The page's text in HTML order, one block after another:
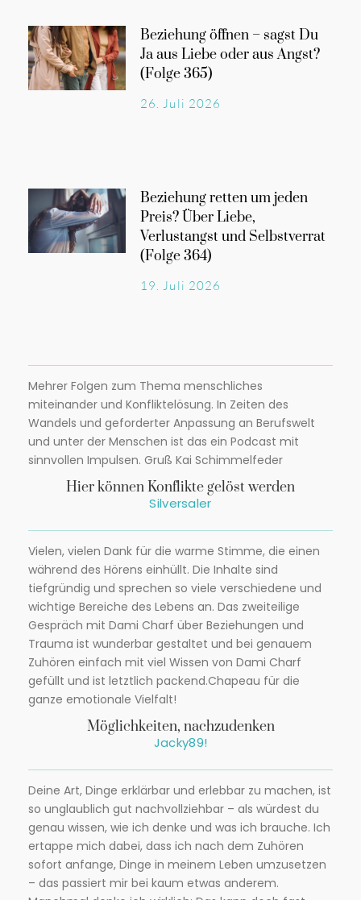
Beziehung öffnen – sagst Du
Ja aus Liebe oder aus Angst?
(Folge 365)
26. Juli 2026
Beziehung retten um jeden
Preis? Über Liebe,
Verlustangst und Selbstverrat
(Folge 364)
19. Juli 2026
Mehrer Folgen zum Thema menschliches
miteinander und Konfliktelösung. In Zeiten des
Wandels und geforderter Anpassung an Berufswelt
und unter der Menschen ist das ein Podcast mit
sinnvollen Impulsen. Gruß Kai Schimmelfeder
Hier können Konflikte gelöst werden
Silversaler
Vielen, vielen Dank für die warme Stimme, die einen
während des Hörens einhüllt. Die Inhalte sind
tiefgründig und sprechen so viele verschiedene und
wichtige Bereiche des Lebens an. Das zweiteilige
Gespräch mit Dami Charf über Beziehungen und
Trauma ist wunderbar gestaltet und bei genauem
Zuhören einfach mit viel Wissen von Dami Charf
gefüllt und ist letztlich packend.Chapeau für die
ganze emotionale Vielfalt!
Möglichkeiten, nachzudenken
Jacky89!
Deine Art, Dinge erklärbar und erlebbar zu machen, ist
so unglaublich gut nachvollziehbar – als würdest du
genau wissen, wie ich denke und was ich brauche. Ich
ertappe mich dabei, dass ich nach dem Zuhören
sofort anfange, Dinge in meinem Leben umzusetzen
– das passiert mir bei kaum etwas anderem.